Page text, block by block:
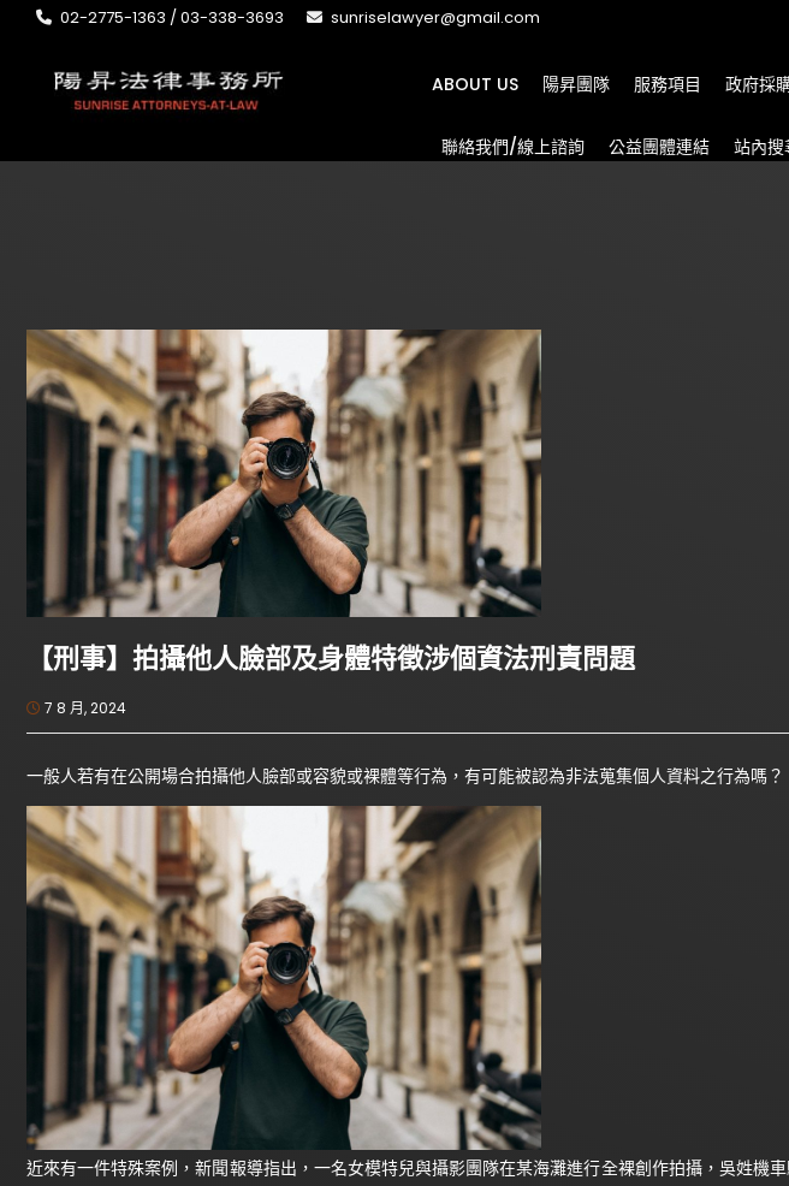
02-2775-1363 / 03-338-3693 sunriselawyer@gmail.com
ABOUT US 陽昇團隊 服務項目 政府採
聯絡我們/線上諮詢 公益團體連結 站內搜
【刑事】拍攝他人臉部及身體特徵涉個資法刑責問題
7 8 月, 2024
一般人若有在公開場合拍攝他人臉部或容貌或裸體等行為，有可能被認為非法蒐集個人資料之行為嗎？
近來有一件特殊案例，新聞報導指出，一名女模特兒與攝影團隊在某海灘進行全裸創作拍攝，吳姓機